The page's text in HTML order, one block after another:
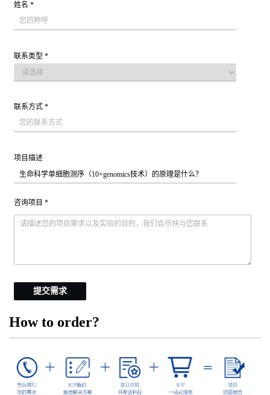
姓名 *
联系类型 *
联系方式 *
项目描述
咨询项目 *
提交需求
How to order?